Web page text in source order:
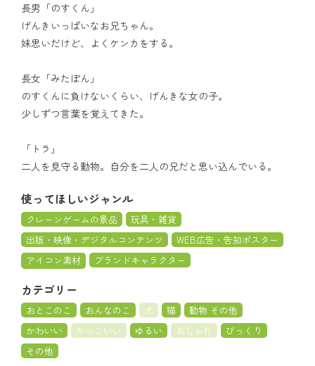
長男「のすくん」
げんきいっぱいなお兄ちゃん。
妹思いだけど、よくケンカをする。
長女「みたぽん」
のすくんに負けないくらい、げんきな女の子。
少しずつ言葉を覚えてきた。
「トラ」
二人を見守る動物。自分を二人の兄だと思い込んでいる。
使ってほしいジャンル
クレーンゲームの景品
玩具・雑貨
出版・映像・デジタルコンテンツ
WEB広告・告知ポスター
アイコン素材
ブランドキャラクター
カテゴリー
おとこのこ おんなのこ 犬 猫
動物 その他
かわいい
かっこいい ゆるい おしゃれ
びっくり
その他